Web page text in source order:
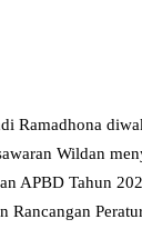
Ramadhona
Wildan
APBD Tahun
Rancangan